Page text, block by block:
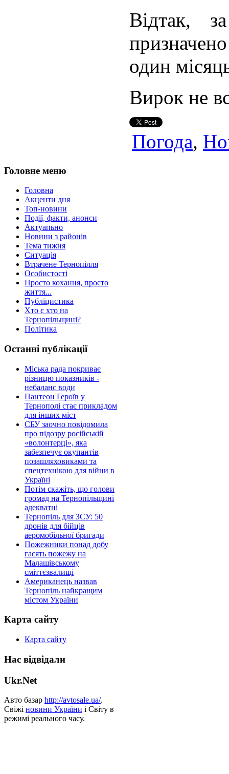
Відтак,
один
Вирок не
Погода,
Головне меню
Головна
Акценти дня
Топ-новини
Події, факти, анонси
Актуапьно
Новини з районів
Тема тижня
Ситуація
Втрачене Тернопілля
Особистості
Просто кохання, просто
життя...
Публіцистика
Хто є хто на
Тернопільщині?
Політика
Останні публікації
Міська рада покриває
різницю показників -
небаланс води
Пантеон Героїв у
Тернополі стає прикладом
для інших міст
СБУ заочно повідомила
про підозру російській
«волонтерці», яка
забезпечує окупантів
позашляховиками та
спецтехнікою для війни в
Україні
Потім скажіть, що голови
громад на Тернопільщині
адекватні
Тернопіль для ЗСУ: 50
дронів для бійців
аеромобільної бригади
Пожежники понад добу
гасять пожежу на
Малашівському
сміттєзвалищі
Американець назвав
Тернопіль найкращим
містом України
Карта сайту
Карта сайту
Нас відвідали
Ukr.Net
Авто базар http://avtosale.ua/.
Свіжі новини України і Світу в
режимі реального часу.